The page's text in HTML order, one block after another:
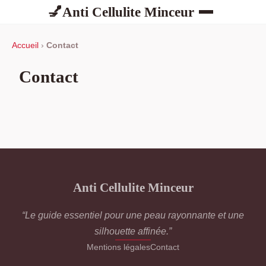
💅Anti Cellulite Minceur
Accueil › Contact
Contact
Anti Cellulite Minceur
“Le guide essentiel pour une peau rayonnante et une
silhouette affinée.”
Mentions légalesContact